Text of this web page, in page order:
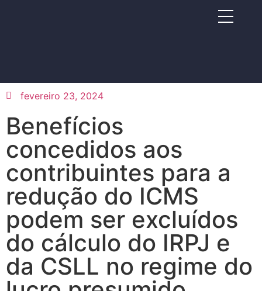
fevereiro 23, 2024
Benefícios
concedidos aos
contribuintes para a
redução do ICMS
podem ser excluídos
do cálculo do IRPJ e
da CSLL no regime do